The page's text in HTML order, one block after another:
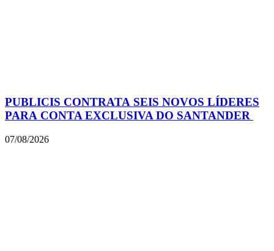
PUBLICIS CONTRATA SEIS NOVOS LÍDERES
PARA CONTA EXCLUSIVA DO SANTANDER
07/08/2026